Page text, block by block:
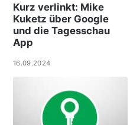
Kurz verlinkt: Mike
Kuketz über Google
und die Tagesschau
App
16.09.2024